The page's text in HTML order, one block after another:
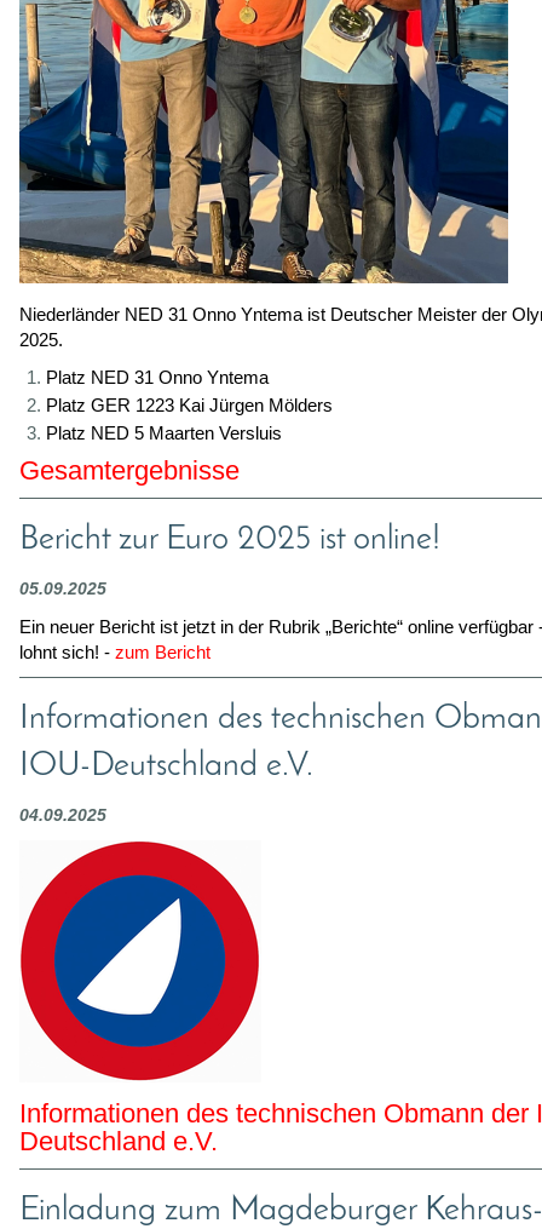
Niederländer NED 31 Onno Yntema ist Deutscher Meister der
2025.
Platz NED 31 Onno Yntema
Platz GER 1223 Kai Jürgen Mölders
Platz NED 5 Maarten Versluis
Gesamtergebnisse
Bericht zur Euro 2025 ist online!
05.09.2025
Ein neuer Bericht ist jetzt in der Rubrik „Berichte“ online verfügbar
lohnt sich! - zum Bericht
Informationen des technischen
IOU-Deutschland e.V.
04.09.2025
Informationen des technischen Obmann der
Deutschland e.V.
Einladung zum Magdeburger